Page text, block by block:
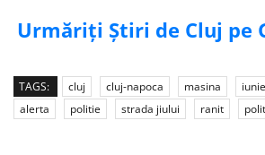
Urmăriți Știri de Cluj pe
TAGS: cluj cluj-napoca masina iunie
alerta
politie strada jiului ranit